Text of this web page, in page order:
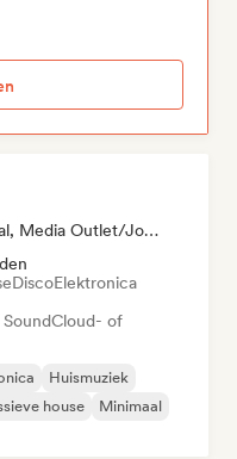
Youtube/Twitch-Kanaal, Media Outlet/Journalist
DiscoElektronica
SoundCloud- of
Huismuziek
house
Minimaal